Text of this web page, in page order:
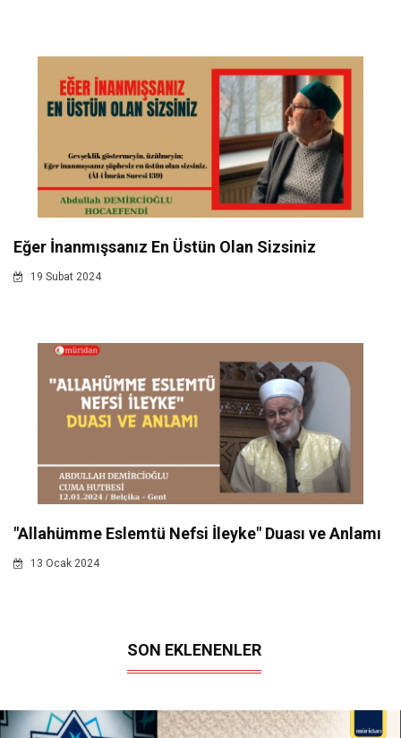
Eğer İnanmışsanız En Üstün Olan Sizsiniz
19 Subat 2024
"Allahümme Eslemtü Nefsi İleyke" Duası ve Anlamı
13 Ocak 2024
SON EKLENENLER